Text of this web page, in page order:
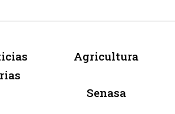
Agricultura
Senasa